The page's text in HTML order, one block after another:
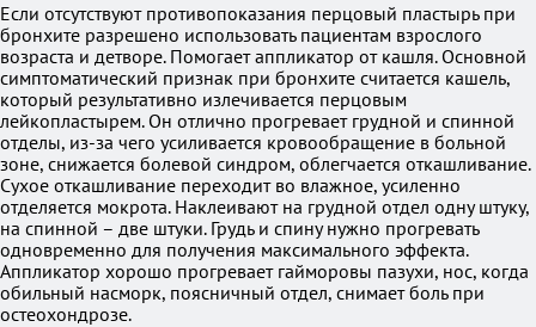
Если отсутствуют противопоказания перцовый пластырь при
бронхите разрешено использовать пациентам взрослого
возраста и детворе. Помогает аппликатор от кашля. Основной
симптоматический признак при бронхите считается кашель,
который результативно излечивается перцовым
лейкопластырем. Он отлично прогревает грудной и спинной
отделы, из-за чего усиливается кровообращение в больной
зоне, снижается болевой синдром, облегчается откашливание.
Сухое откашливание переходит во влажное, усиленно
отделяется мокрота. Наклеивают на грудной отдел одну штуку,
на спинной – две штуки. Грудь и спину нужно прогревать
одновременно для получения максимального эффекта.
Аппликатор хорошо прогревает гайморовы пазухи, нос, когда
обильный насморк, поясничный отдел, снимает боль при
остеохондрозе.